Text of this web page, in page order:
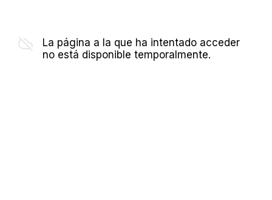
La página a la que ha intentado acceder
no está disponible temporalmente.